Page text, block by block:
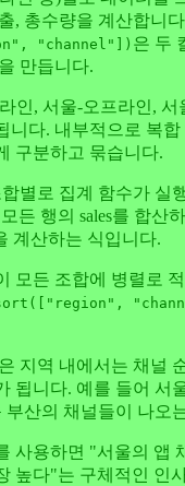
, 총수량을 계산합니
"channel"]) 은 두
만듭니다.
인, 서울-오프라인, 서
니다. 내부적으로 복합
구분하고 묶습니다.
별로 집계 함수가 실
든 행의 sales를 합산
계산하는 식입니다.
모든 조합에 병렬로
지역 내에서는 채널
됩니다. 예를 들어 서
부산의 채널들이 나오
사용하면 "서울의 앱
높다"는 구체적인 인